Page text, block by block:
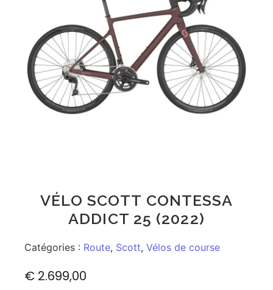
VÉLO SCOTT CONTESSA
ADDICT 25 (2022)
Catégories : Route, Scott, Vélos de course
€ 2.699,00